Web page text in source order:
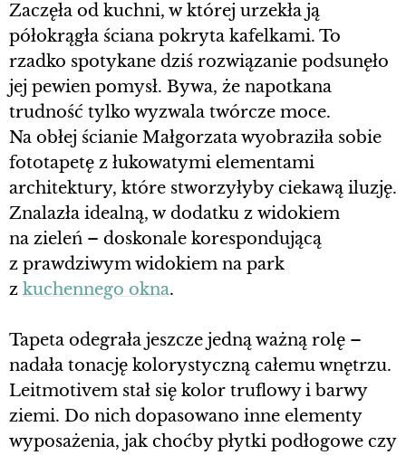
Zaczęła od kuchni, w której urzekła ją
półokrągła ściana pokryta kafelkami. To
rzadko spotykane dziś rozwiązanie podsunęło
jej pewien pomysł. Bywa, że napotkana
trudność tylko wyzwala twórcze moce.
Na obłej ścianie Małgorzata wyobraziła sobie
fototapetę z łukowatymi elementami
architektury, które stworzyłyby ciekawą iluzję.
Znalazła idealną, w dodatku z widokiem
na zieleń – doskonale korespondującą
z prawdziwym widokiem na park
z kuchennego okna.
Tapeta odegrała jeszcze jedną ważną rolę –
nadała tonację kolorystyczną całemu wnętrzu.
Leitmotivem stał się kolor truflowy i barwy
ziemi. Do nich dopasowano inne elementy
wyposażenia, jak choćby płytki podłogowe czy